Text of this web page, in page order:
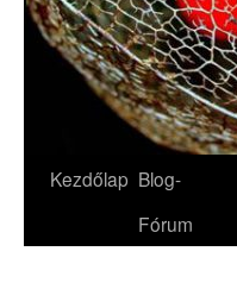
Kezdőlap Blog-
Fórum